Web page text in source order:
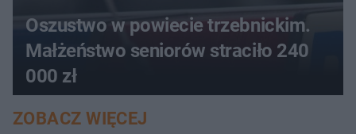
Oszustwo w powiecie trzebnickim.
Małżeństwo seniorów straciło 240
000 zł
ZOBACZ WIĘCEJ